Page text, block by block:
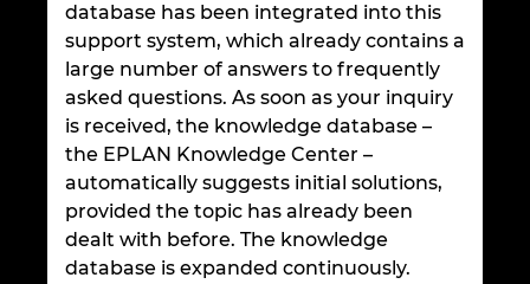
database has been integrated into this
support system, which already contains a
large number of answers to frequently
asked questions. As soon as your inquiry
is received, the knowledge database –
the EPLAN Knowledge Center –
automatically suggests initial solutions,
provided the topic has already been
dealt with before. The knowledge
database is expanded continuously.
Intia
Iso-Britannia
Israel
Italia